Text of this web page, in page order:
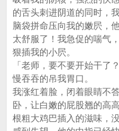
的舌头刺进阴道的同时，
脑袋拼命压向我的嫩屄，
太舒服了！我急促的喘气
狠插我的小屄。
「老师，要不要开始干了
慢吞吞的吊我胃口。
我涨红着脸，闭着眼睛不
卧，让白嫩的屁股翘的高
根粗大鸡巴插入的滋味，